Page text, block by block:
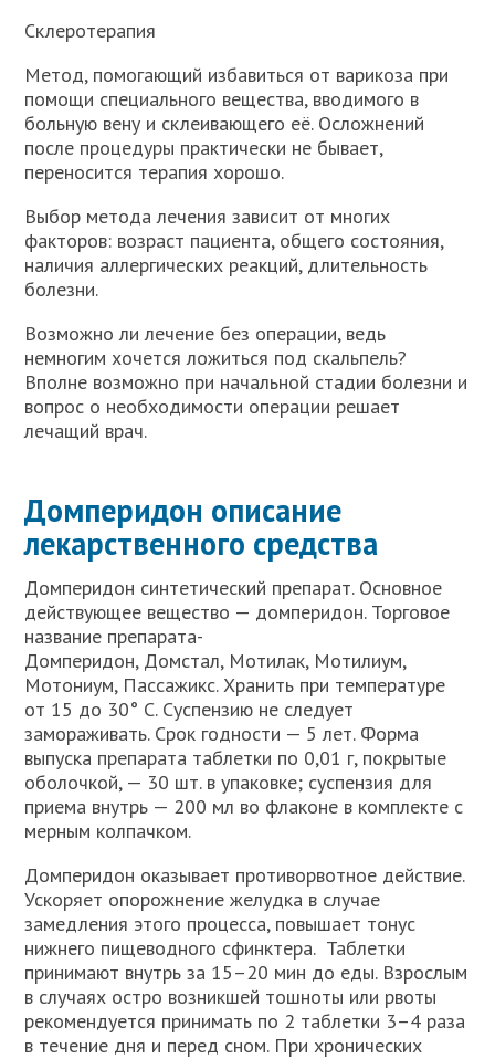
Склеротерапия
Метод, помогающий избавиться от варикоза при
помощи специального вещества, вводимого в
больную вену и склеивающего её. Осложнений
после процедуры практически не бывает,
переносится терапия хорошо.
Выбор метода лечения зависит от многих
факторов: возраст пациента, общего состояния,
наличия аллергических реакций, длительность
болезни.
Возможно ли лечение без операции, ведь
немногим хочется ложиться под скальпель?
Вполне возможно при начальной стадии болезни и
вопрос о необходимости операции решает
лечащий врач.
Домперидон описание
лекарственного средства
Домперидон синтетический препарат. Основное
действующее вещество — домперидон. Торговое
название препарата-
Домперидон, Домстал, Мотилак, Мотилиум,
Мотониум, Пассажикс. Хранить при температуре
от 15 до 30° С. Суспензию не следует
замораживать. Срок годности — 5 лет. Форма
выпуска препарата таблетки по 0,01 г, покрытые
оболочкой, — 30 шт. в упаковке; суспензия для
приема внутрь — 200 мл во флаконе в комплекте с
мерным колпачком.
Домперидон оказывает противорвотное действие.
Ускоряет опорожнение желудка в случае
замедления этого процесса, повышает тонус
нижнего пищеводного сфинктера. Таблетки
принимают внутрь за 15–20 мин до еды. Взрослым
в случаях остро возникшей тошноты или рвоты
рекомендуется принимать по 2 таблетки 3–4 раза
в течение дня и перед сном. При хронических